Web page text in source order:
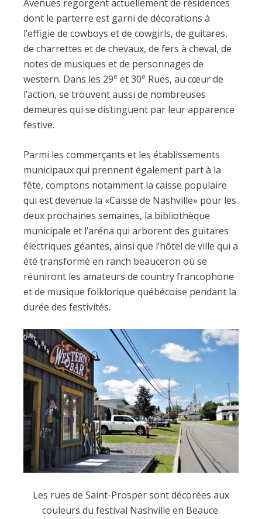
Avenues regorgent actuellement de résidences
dont le parterre est garni de décorations à
l’effigie de cowboys et de cowgirls, de guitares,
de charrettes et de chevaux, de fers à cheval, de
notes de musiques et de personnages de
western. Dans les 29e et 30e Rues, au cœur de
l’action, se trouvent aussi de nombreuses
demeures qui se distinguent par leur apparence
festive.
Parmi les commerçants et les établissements
municipaux qui prennent également part à la
fête, comptons notamment la caisse populaire
qui est devenue la «Caisse de Nashville» pour les
deux prochaines semaines, la bibliothèque
municipale et l’aréna qui arborent des guitares
électriques géantes, ainsi que l’hôtel de ville qui a
été transformé en ranch beauceron où se
réuniront les amateurs de country francophone
et de musique folklorique québécoise pendant la
durée des festivités.
Les rues de Saint-Prosper sont décorées aux
couleurs du festival Nashville en Beauce.